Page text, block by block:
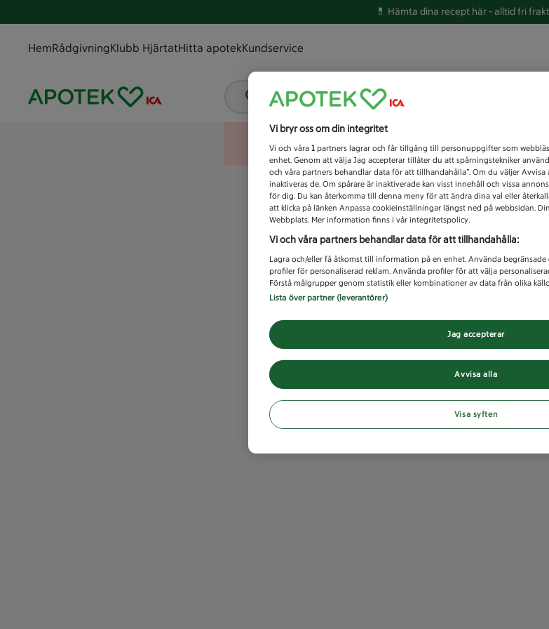
💊 Hämta dina recept här -alltid fri frakt
HemRådgivningKlubb HjärtatHitta apotekKundservice
Vad letar du efter idag?
Vi bryr oss om din integritet
Vi och våra 1 partners lagrar och får tillgång till personuppgifter som
enhet. Genom att välja Jag accepterar tillåter du att spårningstekniker
och våra partners behandlar data för att tillhandahålla”. Om du väljer Avvisa
inaktiveras de. Om spårare är inaktiverade kan visst innehåll och vissa
för dig. Du kan återkomma till denna meny för att ändra dina val eller
att klicka på länken Anpassa cookieinställningar längst ned på webbsidan.
Webbplats. Mer information finns i vår integritetspolicy.
Vi och våra partners behandlar data för att tillhandahålla:
Lagra och/eller få åtkomst till information på en enhet. Använda begränsade
profiler för personaliserad reklam. Använda profiler för att välja
Förstå målgrupper genom statistik eller kombinationer av data från olika
Lista över partner (leverantörer)
Avvisa alla
Jag accepterar
Visa syften